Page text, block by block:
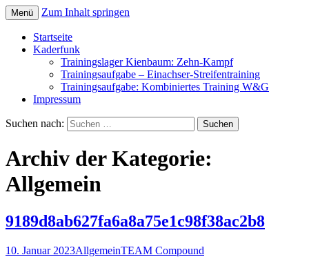
Menü Zum Inhalt springen
Startseite
Kaderfunk
Trainingslager Kienbaum: Zehn-Kampf
Trainingsaufgabe – Einachser-Streifentraining
Trainingsaufgabe: Kombiniertes Training W&G
Impressum
Suchen nach:
Archiv der Kategorie:
Allgemein
9189d8ab627fa6a8a75e1c98f38ac2b8
10. Januar 2023AllgemeinTEAM Compound